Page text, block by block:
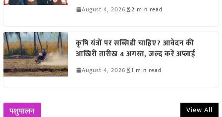
August 4, 2026 2 min read
कृषि यंत्रों पर सब्सिडी चाहिए? आवेदन की
आखिरी तारीख 4 अगस्त, जल्द करें अप्लाई
August 4, 2026 1 min read
पशुपालन View All